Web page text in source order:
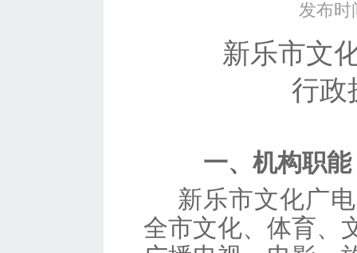
发布时
新乐市文
行政
一、机构职能
新乐市文化广电
全市文化、体育、